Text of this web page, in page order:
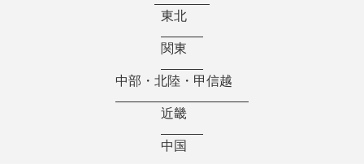
東北
関東
中部・北陸・甲信越
近畿
中国